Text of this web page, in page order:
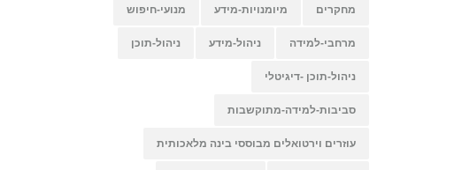
מחקרים מיומנויות-מידע מנועי-חיפוש
מרחבי-למידה ניהול-מידע ניהול-תוכן
ניהול-תוכן -דיגיטלי
סביבות-למידה-מתוקשבות
עוזרים וירטואלים מבוססי בינה מלאכותית